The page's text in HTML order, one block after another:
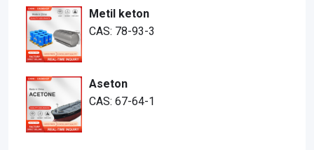
Metil keton
CAS: 78-93-3
Aseton
CAS: 67-64-1